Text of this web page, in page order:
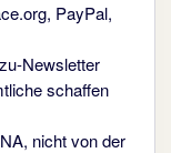
PayPal,
Newsletter
schaffen
nicht von der